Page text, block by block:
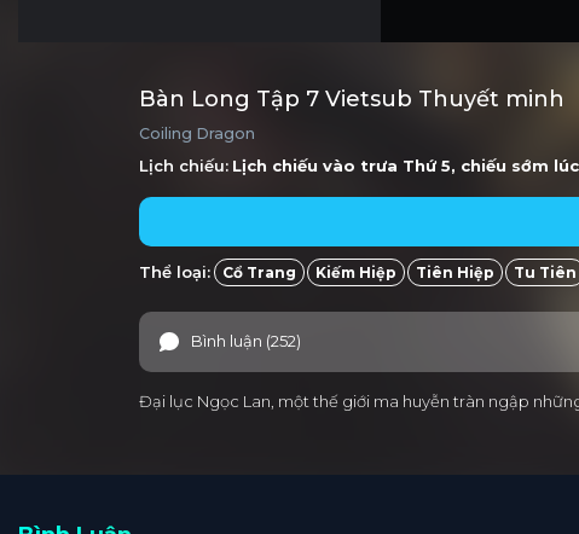
Bàn Long Tập 7 Vietsub Thuyết minh
Coiling Dragon
Lịch chiếu: Lịch chiếu vào trưa Thứ 5, chiếu sớm
Thể loại: Cổ Trang Kiếm Hiệp Tiên Hiệp Tu Tiên
Bình luận (252)
Đại lục Ngọc Lan, một thế giới ma huyễn tràn ngập